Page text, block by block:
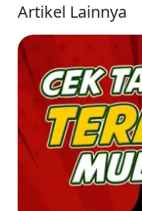
Artikel Lainnya